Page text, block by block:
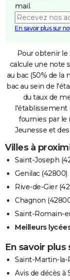
mail.
En savoir plus sur
Pour obtenir le
calcule une note
au bac (50% de la
bac au sein de
du taux de
l'établissement
fournies par le
Jeunesse et
Villes à
Saint-Joseph
Genilac (42800)
Rive-de-Gier
Chagnon
Saint-Romain-
Meilleurs
En savoir
Saint-Martin-la-
Avis de décès